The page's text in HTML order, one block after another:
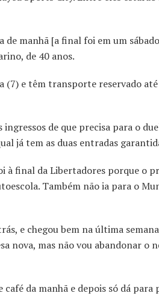
manhã [a final foi em um
de 40 anos.
(7) e têm transporte reservado
de que precisa para o
já tem as duas entradas
à final da Libertadores porque o
Também não ia para o
e chegou bem na última
nova, mas não vou abandonar o
da manhã e depois só dá para